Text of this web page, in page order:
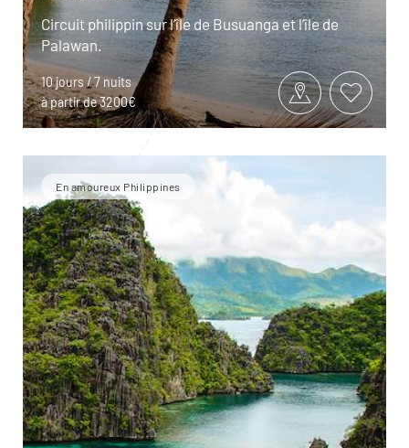
Circuit philippin sur l’île de Busuanga et l’île de
Palawan.
10 jours / 7 nuits
à partir de 3200€
En amoureux Philippines